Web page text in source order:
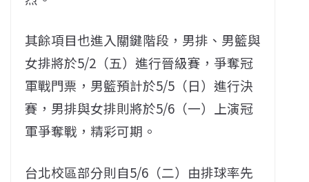
其餘項目也進入關鍵階段，男排、男籃與
女排將於5/2（五）進行晉級賽，爭奪冠
軍戰門票，男籃預計於5/5（日）進行決
賽，男排與女排則將於5/6（一）上演冠
軍爭奪戰，精彩可期。
台北校區部分則自5/6（二）由排球率先